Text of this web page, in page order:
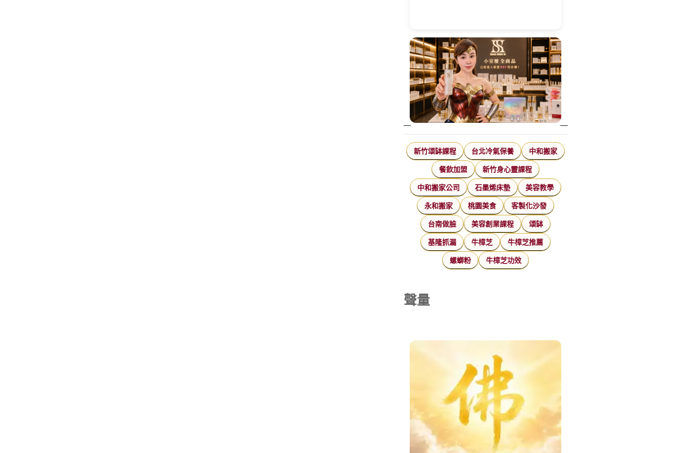
新竹頌缽課程 台北冷氣保養 中和搬家
餐飲加盟 新竹身心靈課程
中和搬家公司 石墨烯床墊 美容教學
永和搬家 桃園美食 客製化沙發
台南做臉 美容創業課程 頌缽
基隆抓漏 牛樟芝 牛樟芝推薦
螺螄粉 牛樟芝功效
聲量